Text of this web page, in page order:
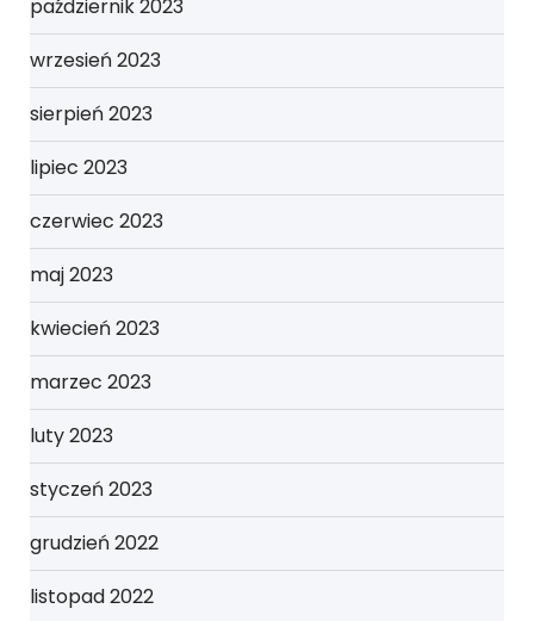
październik 2023
wrzesień 2023
sierpień 2023
lipiec 2023
czerwiec 2023
maj 2023
kwiecień 2023
marzec 2023
luty 2023
styczeń 2023
grudzień 2022
listopad 2022